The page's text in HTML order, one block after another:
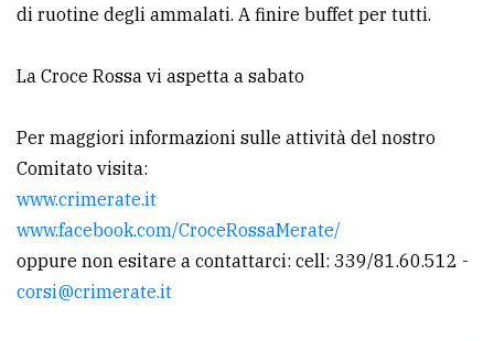
di ruotine degli ammalati. A finire buffet per tutti.
La Croce Rossa vi aspetta a sabato
Per maggiori informazioni sulle attività del nostro
Comitato visita:
www.crimerate.it
www.facebook.com/CroceRossaMerate/
oppure non esitare a contattarci: cell: 339/81.60.512 -
corsi@crimerate.it